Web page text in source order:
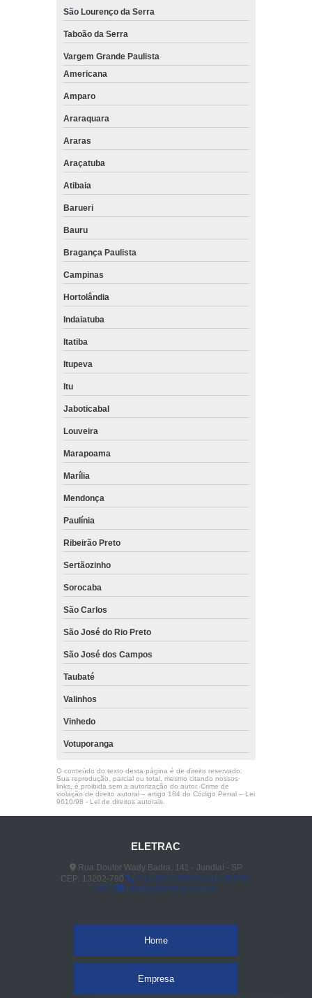
São Lourenço da Serra
Taboão da Serra
Vargem Grande Paulista
Americana
Amparo
Araraquara
Araras
Araçatuba
Atibaia
Barueri
Bauru
Bragança Paulista
Campinas
Hortolândia
Indaiatuba
Itatiba
Itupeva
Itu
Jaboticabal
Louveira
Marapoama
Marília
Mendonça
Paulínia
Ribeirão Preto
Sertãozinho
Sorocaba
São Carlos
São José do Rio Preto
São José dos Campos
Taubaté
Valinhos
Vinhedo
Votuporanga
O conteúdo do texto desta página é de direito reservado.
Sua reprodução, parcial ou total, mesmo citando nossos
links, é proibida sem a autorização do autor. Crime de
violação de direito autoral – artigo 184 do Código Penal – Lei
9610/98 - Lei de direitos autorais.
ELETRAC
Rua Doutor Wady Badra, 141 - Jundiaí - SP
CEP: 13202-790
(11) 4523-3890
(11) 96848-
0413
vendas@eletrac.com.br
Home
Empresa